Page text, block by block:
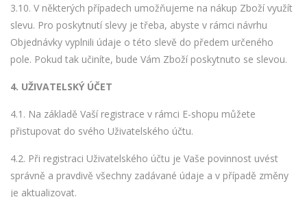
3.10. V některých případech umožňujeme na nákup Zboží využít
slevu. Pro poskytnutí slevy je třeba, abyste v rámci návrhu
Objednávky vyplnili údaje o této slevě do předem určeného
pole. Pokud tak učiníte, bude Vám Zboží poskytnuto se slevou.
4. UŽIVATELSKÝ ÚČET
4.1. Na základě Vaší registrace v rámci E-shopu můžete
přistupovat do svého Uživatelského účtu.
4.2. Při registraci Uživatelského účtu je Vaše povinnost uvést
správně a pravdivě všechny zadávané údaje a v případě změny
je aktualizovat.